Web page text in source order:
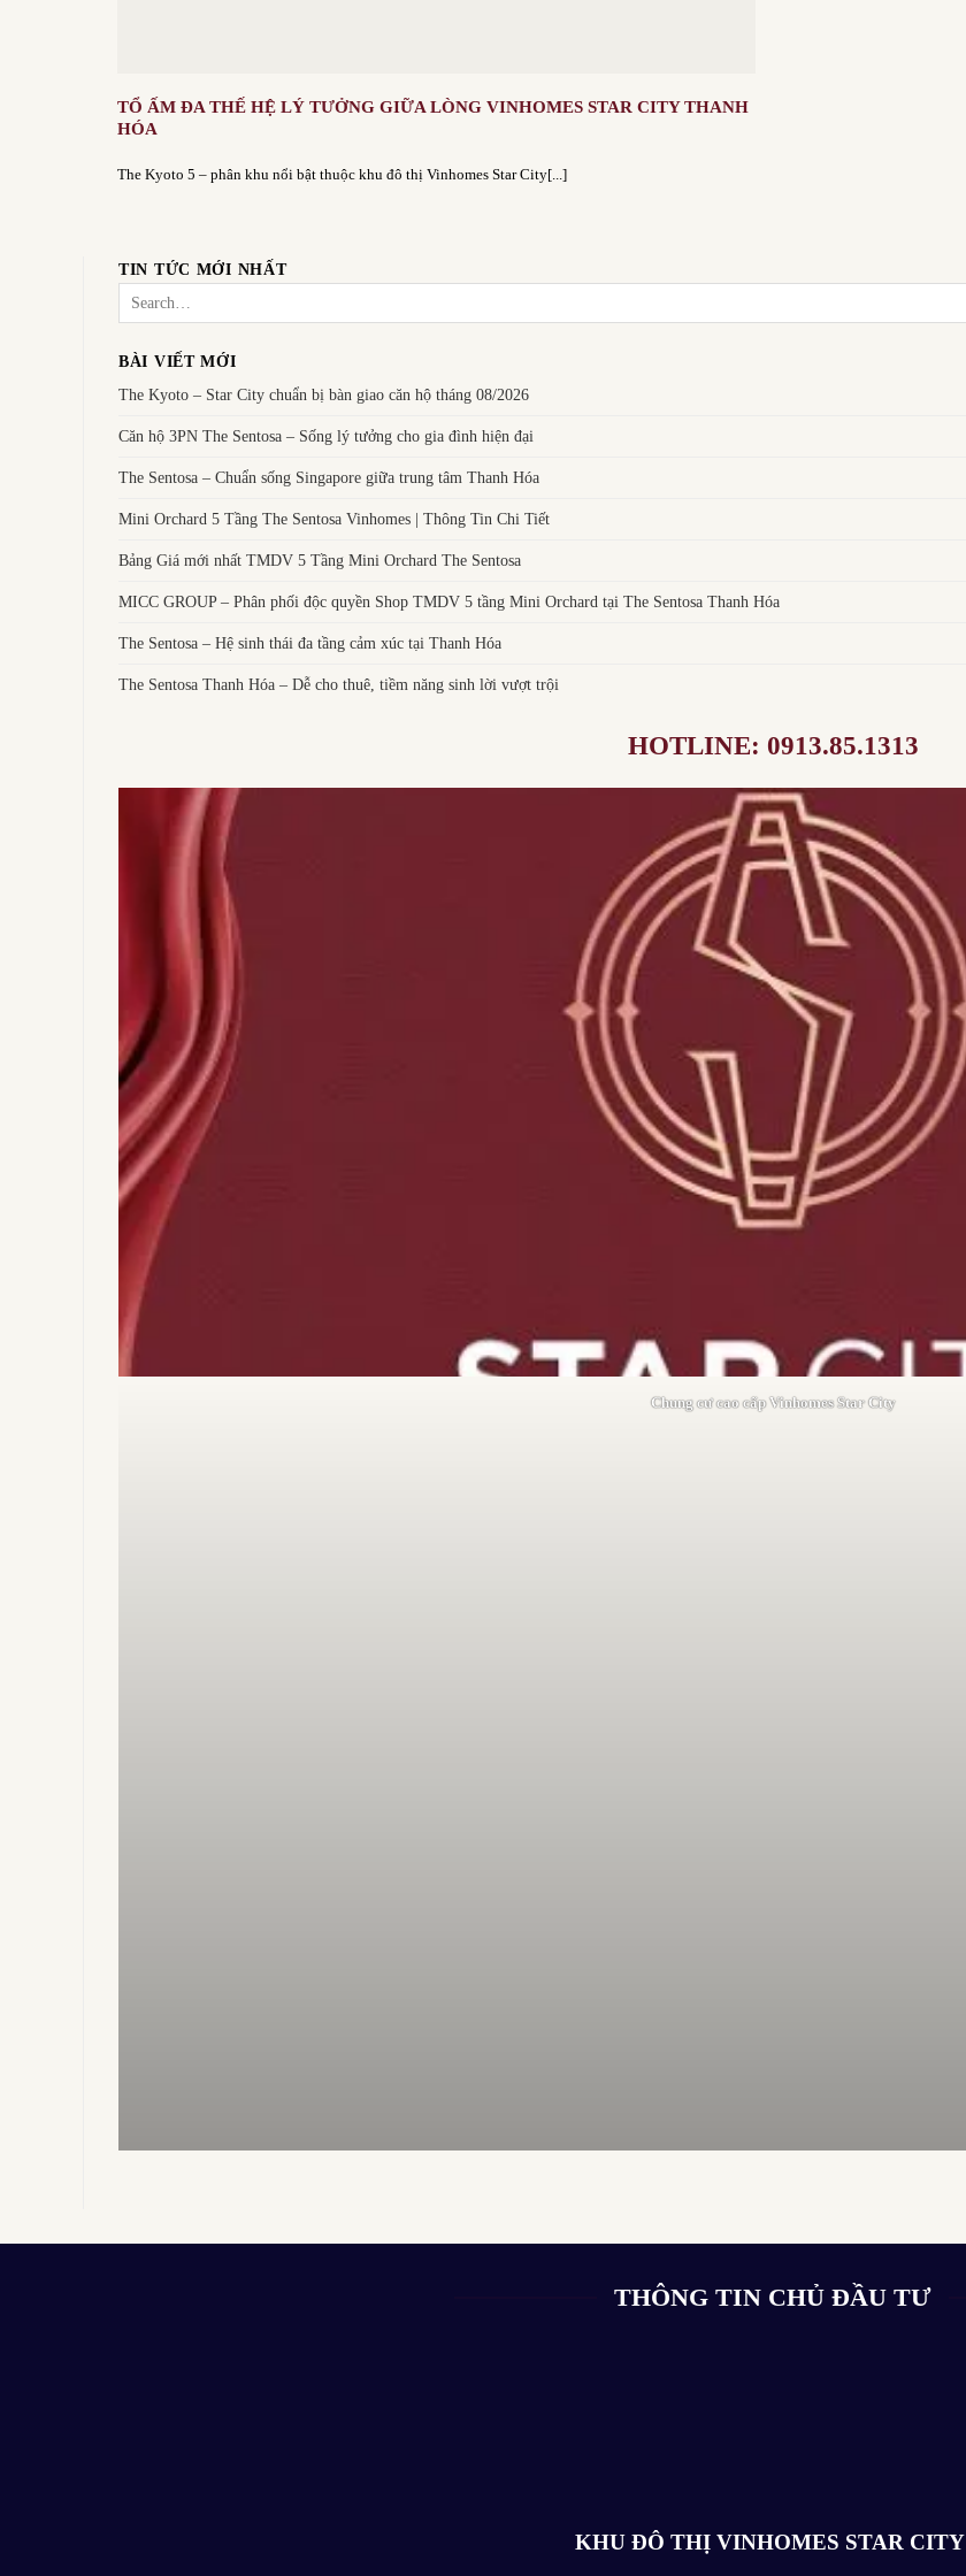
TỔ ẤM ĐA THẾ HỆ LÝ TƯỞNG GIỮA LÒNG VINHOMES STAR CITY THANH
HÓA
The Kyoto 5 – phân khu nổi bật thuộc khu đô thị Vinhomes Star City[...]
TIN TỨC MỚI NHẤT
BÀI VIẾT MỚI
The Kyoto – Star City chuẩn bị bàn giao căn hộ tháng 08/2026
Căn hộ 3PN The Sentosa – Sống lý tưởng cho gia đình hiện đại
The Sentosa – Chuẩn sống Singapore giữa trung tâm Thanh Hóa
Mini Orchard 5 Tầng The Sentosa Vinhomes | Thông Tin Chi Tiết
Bảng Giá mới nhất TMDV 5 Tầng Mini Orchard The Sentosa
MICC GROUP – Phân phối độc quyền Shop TMDV 5 tầng Mini Orchard tại The Sentosa Thanh Hóa
The Sentosa – Hệ sinh thái đa tầng cảm xúc tại Thanh Hóa
The Sentosa Thanh Hóa – Dễ cho thuê, tiềm năng sinh lời vượt trội
HOTLINE: 0913.85.1313
Chung cư cao cấp Vinhomes Star City
THÔNG TIN CHỦ ĐẦU TƯ
KHU ĐÔ THỊ VINHOMES STAR CITY